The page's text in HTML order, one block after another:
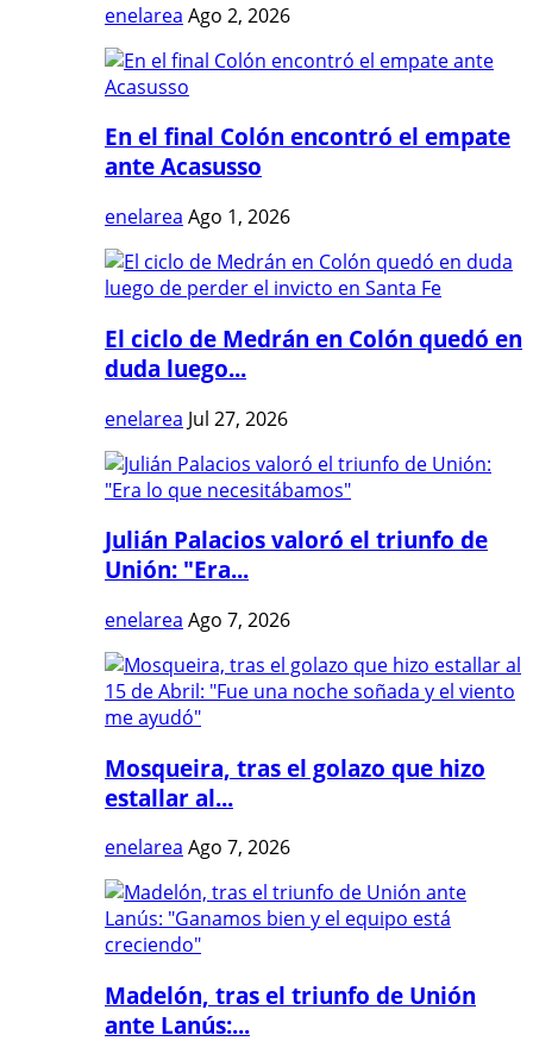
enelarea Ago 2, 2026
En el final Colón encontró el empate
ante Acasusso
enelarea Ago 1, 2026
El ciclo de Medrán en Colón quedó en
duda luego...
enelarea Jul 27, 2026
Julián Palacios valoró el triunfo de
Unión: "Era...
enelarea Ago 7, 2026
Mosqueira, tras el golazo que hizo
estallar al...
enelarea Ago 7, 2026
Madelón, tras el triunfo de Unión
ante Lanús:...